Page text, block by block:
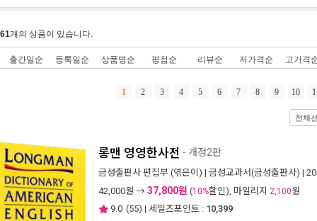
개의 상품이 있습니다.
출간일순 등록일순 상품명순 평점순 리뷰순 저가격순 고가격
1 2 3 4 5 6 7 8 9 10
전체
롱맨 영영한사전 - 개정2판
금성출판사 편집부 (엮은이) | 금성교과서(금성출판사) |
42,000원 → 37,800원 (10%할인), 마일리지 2,100원
9.0 (55) | 세일즈포인트 : 10,399